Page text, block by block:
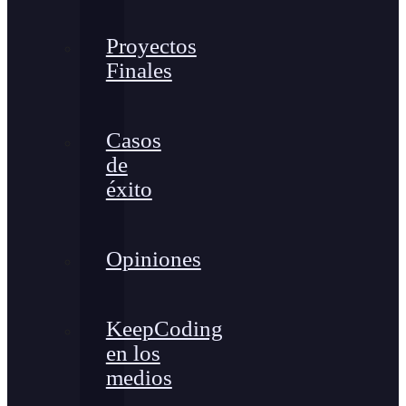
Proyectos
Finales
Casos
de
éxito
Opiniones
KeepCoding
en los
medios